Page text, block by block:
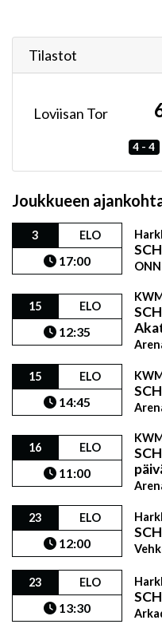
Tilastot
Loviisan Tor
4 - 4
Joukkueen
3 ELO
17:00
15 ELO
12:35
15 ELO
14:45
16 ELO
11:00
23 ELO
12:00
23 ELO
13:30